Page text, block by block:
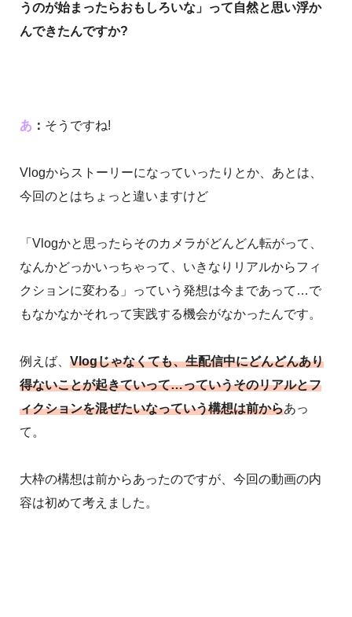
うのが始まったらおもしろいな」って自然と思い浮か
んできたんですか?
あ ： そうですね!
Vlogからストーリーになっていったりとか、あとは、
今回のとはちょっと違いますけど
「Vlogかと思ったらそのカメラがどんどん転がって、
なんかどっかいっちゃって、いきなりリアルからフィ
クションに変わる」っていう発想は今まであって…で
もなかなかそれって実践する機会がなかったんです。
例えば、 Vlogじゃなくても、生配信中にどんどんあり
得ないことが起きていって…っていうそのリアルとフ
ィクションを混ぜたいなっていう構想は前からあっ
て。
大枠の構想は前からあったのですが、今回の動画の内
容は初めて考えました。